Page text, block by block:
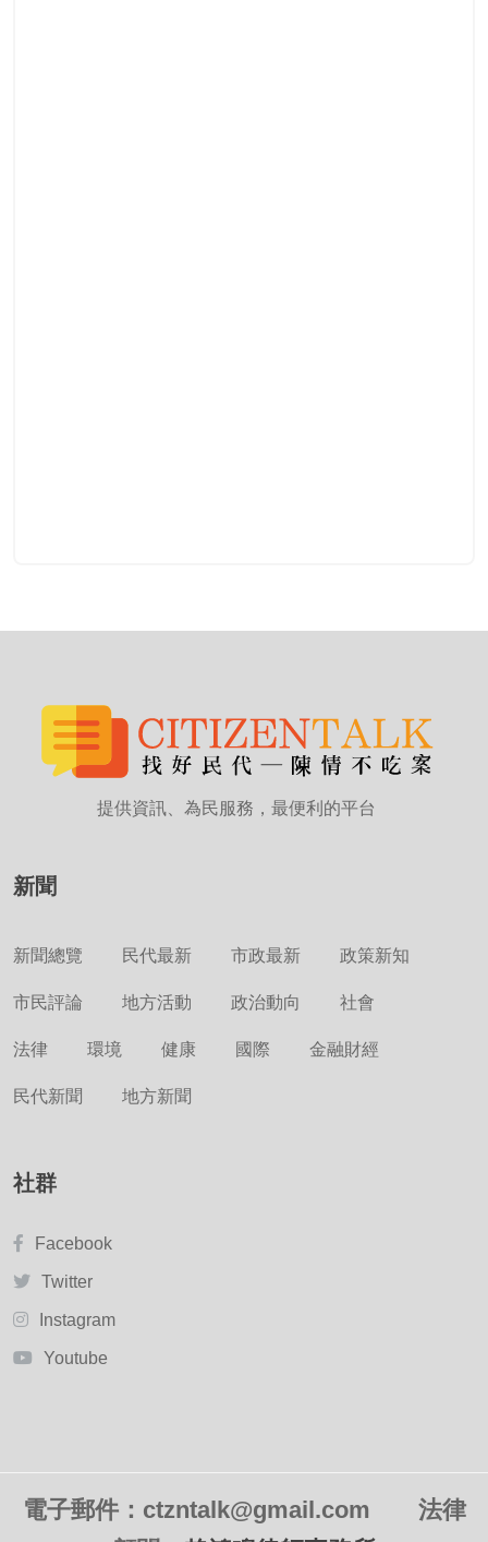
提供資訊、為民服務，最便利的平台
新聞
新聞總覽 民代最新 市政最新 政策新知
市民評論 地方活動 政治動向 社會
法律 環境 健康 國際 金融財經
民代新聞 地方新聞
社群
Facebook
Twitter
Instagram
Youtube
電子郵件：ctzntalk@gmail.com 法律